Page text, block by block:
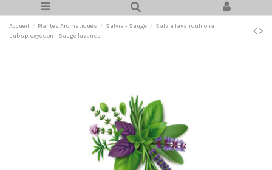
Accueil Plantes Aromatiques Salvia - Sauge
Salvia lavandulifolia
subsp. oxyodon - Sauge lavande